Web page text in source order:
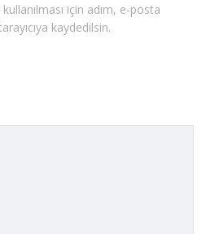
için adım, e-posta
kaydedilsin.